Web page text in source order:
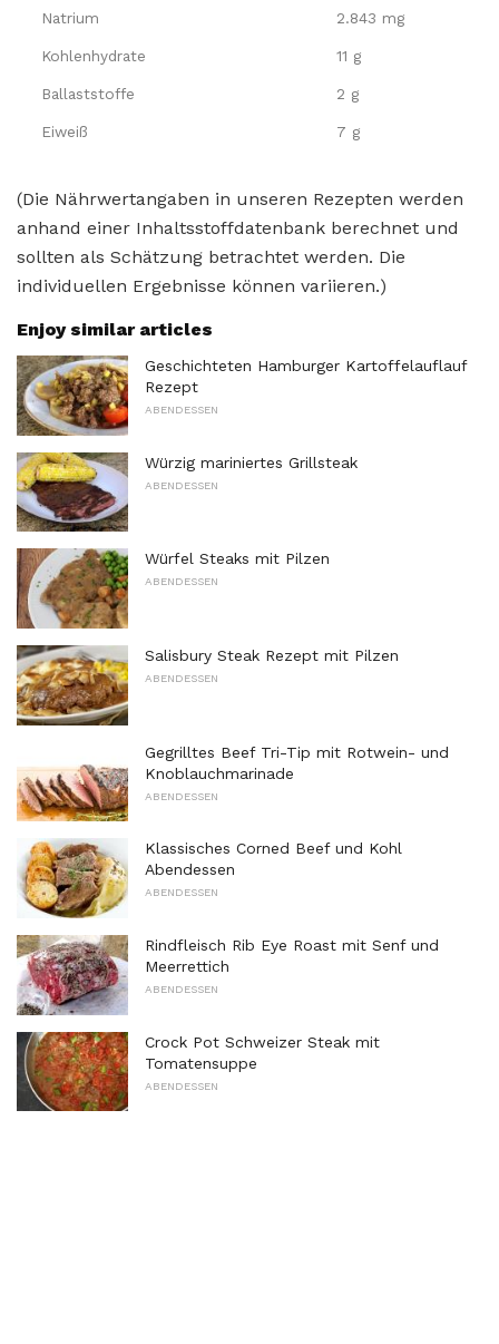
Natrium 2.843 mg
Kohlenhydrate 11 g
Ballaststoffe 2 g
Eiweiß 7 g
(Die Nährwertangaben in unseren Rezepten werden
anhand einer Inhaltsstoffdatenbank berechnet und
sollten als Schätzung betrachtet werden. Die
individuellen Ergebnisse können variieren.)
Enjoy similar articles
Geschichteten Hamburger Kartoffelauflauf
Rezept
ABENDESSEN
Würzig mariniertes Grillsteak
ABENDESSEN
Würfel Steaks mit Pilzen
ABENDESSEN
Salisbury Steak Rezept mit Pilzen
ABENDESSEN
Gegrilltes Beef Tri-Tip mit Rotwein- und
Knoblauchmarinade
ABENDESSEN
Klassisches Corned Beef und Kohl
Abendessen
ABENDESSEN
Rindfleisch Rib Eye Roast mit Senf und
Meerrettich
ABENDESSEN
Crock Pot Schweizer Steak mit
Tomatensuppe
ABENDESSEN